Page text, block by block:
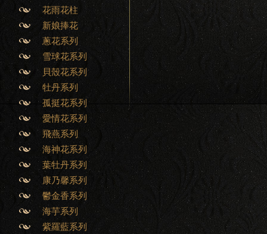
花雨花柱
新娘捧花
蔥花系列
雪球花系列
貝殼花系列
牡丹系列
孤挺花系列
愛情花系列
飛燕系列
海神花系列
葉牡丹系列
康乃馨系列
鬱金香系列
海芋系列
紫羅藍系列